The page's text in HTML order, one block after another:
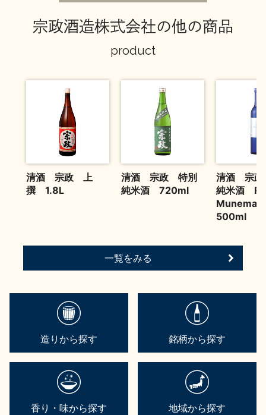
宗政酒造株式会社の他の商品
product
清酒 宗政 上
撰 1.8L
清酒 宗政 特別
純米酒 720ml
清酒 宗
純米酒
500ml
一覧をみる
造りから探す 銘柄から探す
香り・味から探す 地域から探す